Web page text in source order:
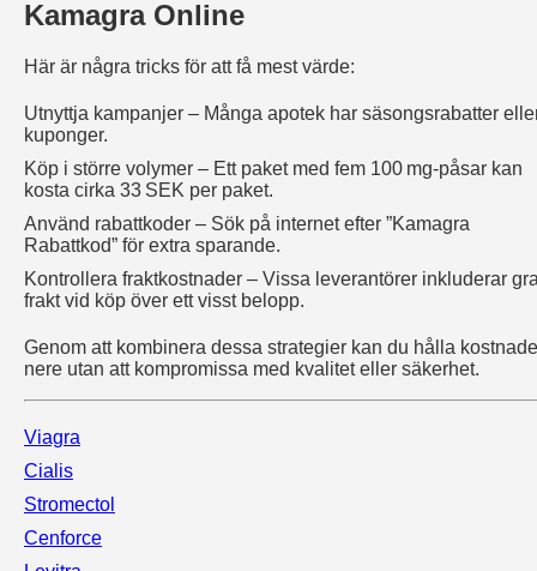
Kamagra Online
Här är några tricks för att få mest värde:
Utnyttja kampanjer – Många apotek har säsongsrabatter
kuponger.
Köp i större volymer – Ett paket med fem 100 mg‑påsar kan
kosta cirka 33 SEK per paket.
Använd rabattkoder – Sök på internet efter ”Kamagra
Rabattkod” för extra sparande.
Kontrollera fraktkostnader – Vissa leverantörer inkluderar
frakt vid köp över ett visst belopp.
Genom att kombinera dessa strategier kan du hålla
nere utan att kompromissa med kvalitet eller säkerhet.
Viagra
Cialis
Stromectol
Cenforce